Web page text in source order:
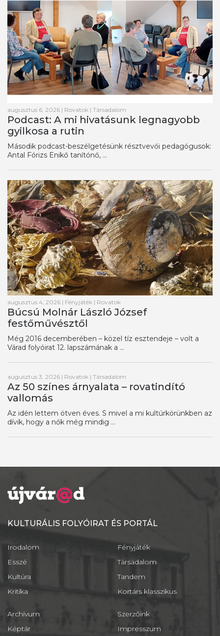
augusztus 6, 2026 | Rovatok | Társadalom
Podcast: A mi hivatásunk legnagyobb
gyilkosa a rutin
Második podcast-beszélgetésünk résztvevői pedagógusok:
Antal Fórizs Enikő tanítónő, ...
augusztus 4, 2026 | Fényjáték | Rovatok
Búcsú Molnár László József
festőművésztől
Még 2016 decemberében – közel tíz esztendeje – volt a
Várad folyóirat 12. lapszámának a ...
augusztus 3, 2026 | Rovatok | Társadalom
Az 50 színes árnyalata – rovatindító
vallomás
Az idén lettem ötven éves. S mivel a mi kultúrkörünkben az
dívik, hogy a nők még mindig ...
KULTURÁLIS FOLYÓIRAT ÉS PORTÁL
Irodalom
Esszé
Kultúra
Kritika
Fényjáték
Társadalom
Tandem
Kortárs klasszikus
Archívum
Képtár
Szerzőink
Impresszum